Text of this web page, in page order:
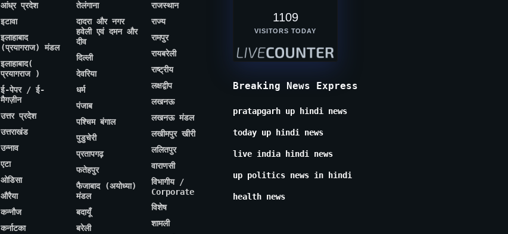
आंध्र प्रदेश
इटावा
इलाहाबाद
(प्रयागराज) मंडल
इलाहाबाद(
प्रयागराज )
ई-पेपर / ई-
मैगज़ीन
उत्तर प्रदेश
उत्तराखंड
उन्नाव
एटा
ओडिसा
औरैया
कन्नौज
कर्नाटका
तेलंगाना
दादरा और नगर
हवेली एवं दमन और
दीव
दिल्ली
देवरिया
धर्म
पंजाब
पश्चिम बंगाल
पुडुचेरी
प्रतापगढ़
फतेहपुर
फैजाबाद (अयोध्या)
मंडल
बदायूँ
बरेली
राजस्थान
राज्य
रामपुर
रायबरेली
राष्ट्रीय
लक्षद्वीप
लखनऊ
लखनऊ मंडल
लखीमपुर खीरी
ललितपुर
वाराणसी
विभागीय /
Corporate
विशेष
शामली
1109
VISITORS TODAY
Breaking News Express
pratapgarh up hindi news
today up hindi news
live india hindi news
up politics news in hindi
health news